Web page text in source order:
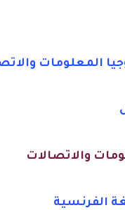
المعلومات
والاتصالات
الفرنسية